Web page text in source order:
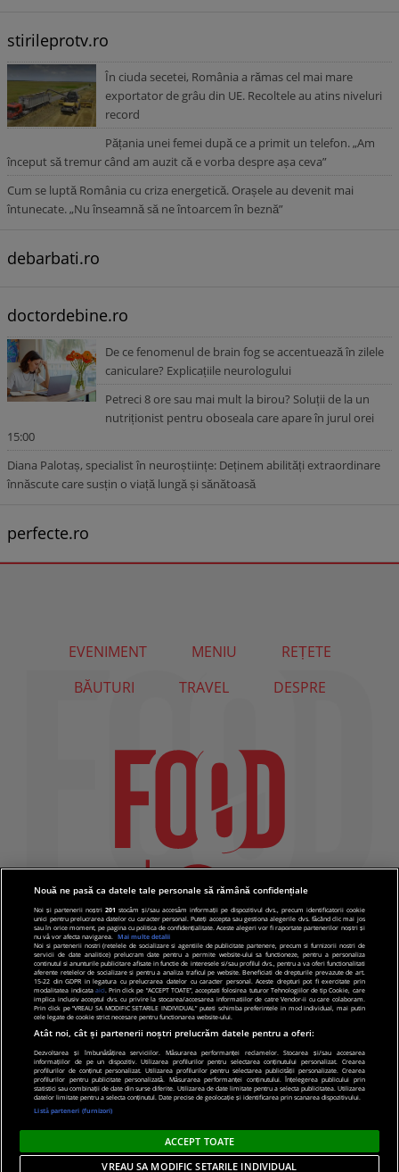
stirileprotv.ro
În ciuda secetei, România a rămas cel mai mare
exportator de grâu din UE. Recoltele au atins niveluri
record
Pățania unei femei după ce a primit un telefon. „Am
început să tremur când am auzit că e vorba despre așa ceva”
Cum se luptă România cu criza energetică. Orașele au devenit mai
întunecate. „Nu înseamnă să ne întoarcem în beznă”
debarbati.ro
doctordebine.ro
De ce fenomenul de brain fog se accentuează în zilele
caniculare? Explicațiile neurologului
Petreci 8 ore sau mai mult la birou? Soluții de la un
nutriționist pentru oboseala care apare în jurul orei
15:00
Diana Palotaș, specialist în neuroștiințe: Deținem abilități extraordinare
înnăscute care susțin o viață lungă și sănătoasă
perfecte.ro
EVENIMENT MENIU
REȚETE
BĂUTURI
TRAVEL DESPRE
© 2019 PRO TV S.R.L |Politica de Cookie|Politica
de confidentialitate
Nouă ne pasă ca datele tale personale să rămână confidențiale
Noi și partenerii noștri201 stocăm și/sau accesăm informații pe dispozitivul dvs., precum identificatorii cookie
unici pentru prelucrarea datelor cu caracter personal. Puteți accepta sau gestiona alegerile dvs. făcând clic mai jos
sau în orice moment, pe pagina cu politica de confidențialitate. Aceste alegeri vor fi raportate partenerilor noștri și
nu vă vor afecta navigarea.
Mai multe detalii
Noi si partenerii nostri (retelele de socializare si agentiile de publicitate partenere, precum si furnizorii nostri de
servicii de date analitice) prelucram date pentru a permite website-ului sa functioneze, pentru a personaliza
continutul si anunturile publicitare afisate in functie de interesele si/sau profilul dvs., pentru a va oferi functionalitati
aferente retelelor de socializare si pentru a analiza traficul pe website. Beneficiati de drepturile prevazute de art.
15-22 din GDPR in legatura cu prelucrarea datelor cu caracter personal. Aceste drepturi pot fi exercitate prin
modalitatea indicata aici. Prin click pe “ACCEPT TOATE”, acceptati folosirea tuturor Tehnologiilor de tip Cookie, care
implica inclusiv acceptul dvs. cu privire la stocarea/accesarea informatiilor de catre Vendor-ii cu care colaboram.
Prin click pe “VREAU SA MODIFIC SETARILE INDIVIDUAL” puteti schimba preferintele in mod individual, mai putin
cele legate de cookie strict necesare pentru functionarea website-ului.
Atât noi, cât și partenerii noștri prelucrăm datele pentru a oferi:
Dezvoltarea și îmbunătățirea serviciilor. Măsurarea performanței reclamelor. Stocarea și/sau accesarea
informațiilor de pe un dispozitiv. Utilizarea profilurilor pentru selectarea conținutului personalizat. Crearea
profilurilor de conținut personalizat. Utilizarea profilurilor pentru selectarea publicității personalizate. Crearea
profilurilor pentru publicitate personalizată. Măsurarea performanței conținutului. Înțelegerea publicului prin
statistici sau combinații de date din surse diferite. Utilizarea de date limitate pentru a selecta publicitatea. Utilizarea
datelor limitate pentru a selecta conținutul. Date precise de geolocație și identificarea prin scanarea dispozitivului.
Listă parteneri (furnizori)
ACCEPT TOATE
VREAU SA MODIFIC SETARILE INDIVIDUAL